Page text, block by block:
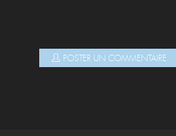
POSTER UN COMMENTAIRE